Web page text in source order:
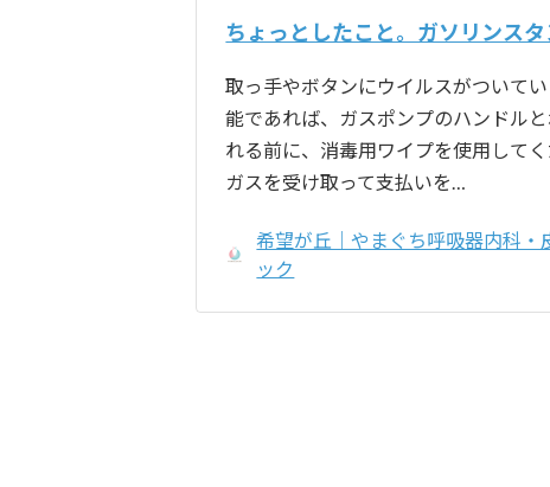
ちょっとしたこと。ガソリンス
取っ手やボタンにウイルスがついて
能であれば、ガスポンプのハンドル
れる前に、消毒用ワイプを使用してく
ガスを受け取って支払いを…
希望が丘｜やまぐち呼吸器内科・
ック